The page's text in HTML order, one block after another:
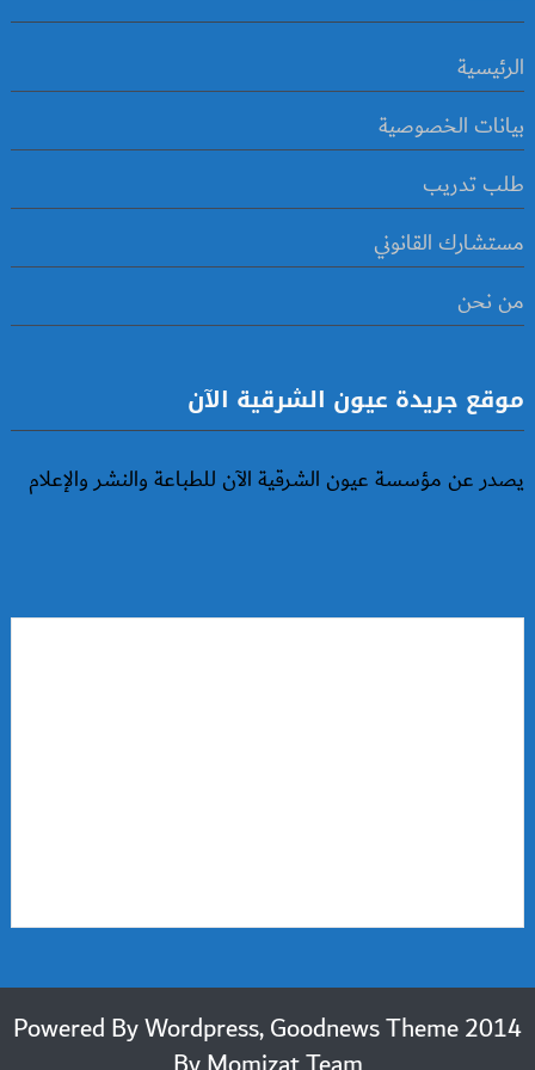
الرئيسية
بيانات الخصوصية
طلب تدريب
مستشارك القانوني
من نحن
موقع جريدة عيون الشرقية الآن
يصدر عن مؤسسة عيون الشرقية الآن للطباعة والنشر والإعلام
2014 Powered By Wordpress, Goodnews Theme